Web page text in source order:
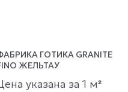
ГОТИКА GRANITE
ЖЕЛЬТАУ
указана за 1 м²